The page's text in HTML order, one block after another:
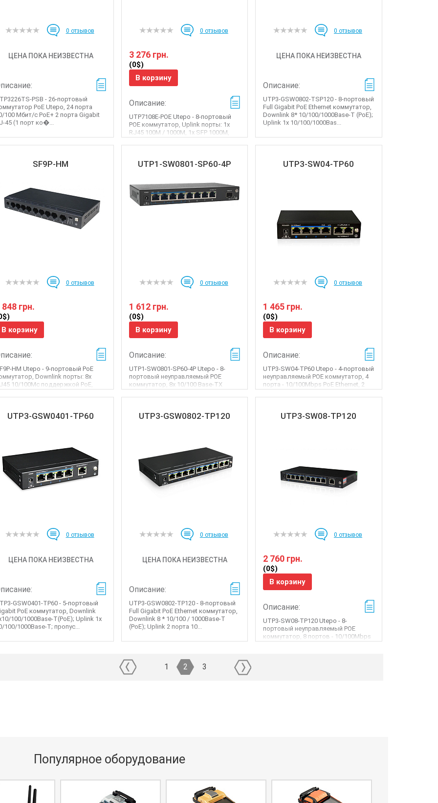
0 отзывов
ЦЕНА ПОКА НЕИЗВЕСТНА
PSB - 26-портовый
PoE Utepo, 24 порта
100 Мбит/с PoE+ 2 порта Gigabit
45 (1 порт ко�...
0 отзывов
3 276 грн.
(0$)
В корзину
Описание:
UTP7108E-POE Utepo - 8-портовый
POE коммутатор, Uplink порты: 1x
RJ45 100M / 1000M, 1x SFP 1000M,
Downlink порты: 8x RJ45 ...
0 отзывов
ЦЕНА ПОКА НЕИЗВЕСТНА
Описание:
UTP3-GSW0802-TSP120 - 8-портовый
Full Gigabit PoE Ethernet коммутатор,
Downlink 8* 10/100/1000Base-T (PoE);
Uplink 1x 10/100/1000Bas...
SF9P-HM
0 отзывов
848 грн.
В корзину
HM Utepo - 9-портовый PoE
Downlink порты: 8х
10/100Mс поддержкой PoE,
порты: 1x R...
UTP1-SW0801-SP60-4P
0 отзывов
1 612 грн.
(0$)
В корзину
Описание:
UTP1-SW0801-SP60-4P Utepo - 8-
портовый неуправляемый POE
коммутатор, 8x 10/100 Base-TX
Ethernet-порты (4 порт�...
UTP3-SW04-TP60
0 отзывов
1 465 грн.
(0$)
В корзину
Описание:
UTP3-SW04-TP60 Utepo - 4-портовый
неуправляемый POE коммутатор, 4
порта - 10/100Mbps PoE Ethernet, 2
порта - ...
UTP3-GSW0401-TP60
0 отзывов
ЦЕНА ПОКА НЕИЗВЕСТНА
GSW0401-TP60 - 5-портовый
PoE коммутатор, Downlink
100/1000Base-T(PoE); Uplink 1x
100/1000Base-T; пропус...
UTP3-GSW0802-TP120
0 отзывов
ЦЕНА ПОКА НЕИЗВЕСТНА
Описание:
UTP3-GSW0802-TP120 - 8-портовый
Full Gigabit PoE Ethernet коммутатор,
Downlink 8 * 10/100 / 1000Base-T
(PoE); Uplink 2 порта 10...
UTP3-SW08-TP120
0 отзывов
2 760 грн.
(0$)
В корзину
Описание:
UTP3-SW08-TP120 Utepo - 8-
портовый неуправляемый POE
коммутатор, 8 портов - 10/100Mbps
PoE Ethernet, 1 порт -...
1 2 3
Популярное оборудование